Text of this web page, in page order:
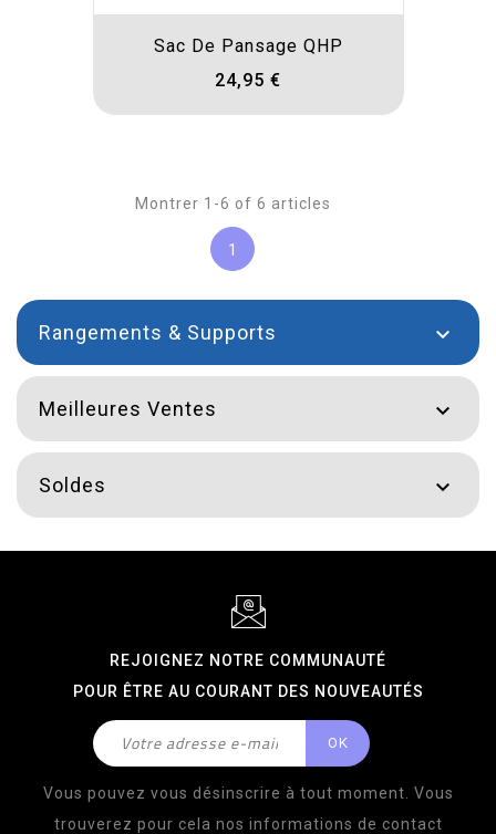
Sac De Pansage QHP
24,95 €
Montrer 1-6 of 6 articles
1
Rangements & Supports 
Meilleures Ventes 
Soldes 
REJOIGNEZ NOTRE COMMUNAUTÉ
POUR ÊTRE AU COURANT DES NOUVEAUTÉS
Vous pouvez vous désinscrire à tout moment. Vous
trouverez pour cela nos informations de contact